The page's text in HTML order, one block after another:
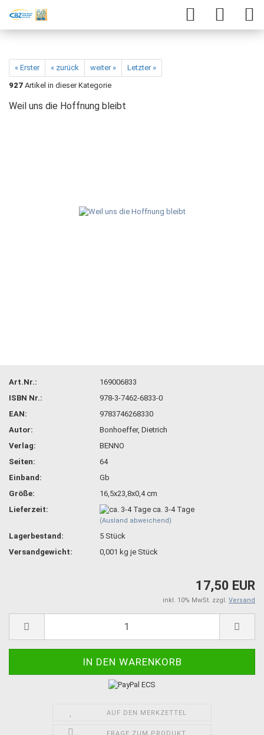
« Erster « zurück weiter »
Letzter »
927 Artikel in dieser Kategorie
Weil uns die Hoffnung bleibt
Art.Nr.:
169006833
ISBN Nr.:
978-3-7462-6833-0
EAN:
9783746268330
Autor:
Bonhoeffer, Dietrich
Verlag:
BENNO
Seiten:
64
Einband:
Gb
Größe:
16,5x23,8x0,4 cm
Lieferzeit:
ca. 3-4 Tage
(Ausland abweichend)
Lagerbestand: 5 Stück
Versandgewicht:
0,001 kg je Stück
17,50 EUR
inkl. 10% MwSt. zzgl. Versand
AUF DEN MERKZETTEL